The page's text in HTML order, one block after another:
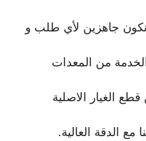
لكي نكون جاهزين لأي طلب و
من المعدات
الغيار الاصلية
الدقة العالية.